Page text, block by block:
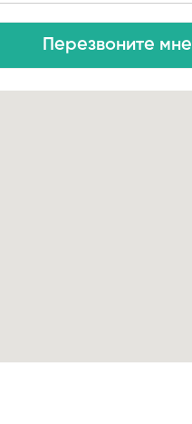
Перезвоните мне